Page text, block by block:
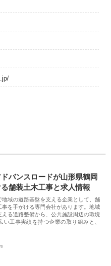
バンスロードが山形県鶴岡
舗装土木工事と求人情報
地域の道路基盤を支える企業として、舗
事を手がける専門会社があります。地域
える道路整備から、公共施設周辺の環境
い工事実績を持つ企業の取り組みと、